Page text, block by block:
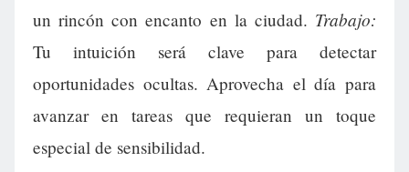
un rincón con encanto en la ciudad. Trabajo:
Tu intuición será clave para detectar
oportunidades ocultas. Aprovecha el día para
avanzar en tareas que requieran un toque
especial de sensibilidad.